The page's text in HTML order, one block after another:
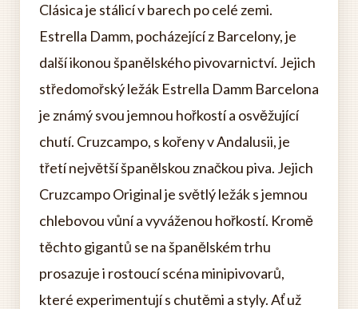
Clásica je stálicí v barech po celé zemi.
Estrella Damm, pocházející z Barcelony, je
další ikonou španělského pivovarnictví. Jejich
středomořský ležák Estrella Damm Barcelona
je známý svou jemnou hořkostí a osvěžující
chutí. Cruzcampo, s kořeny v Andalusii, je
třetí největší španělskou značkou piva. Jejich
Cruzcampo Original je světlý ležák s jemnou
chlebovou vůní a vyváženou hořkostí. Kromě
těchto gigantů se na španělském trhu
prosazuje i rostoucí scéna minipivovarů,
které experimentují s chutěmi a styly. Ať už